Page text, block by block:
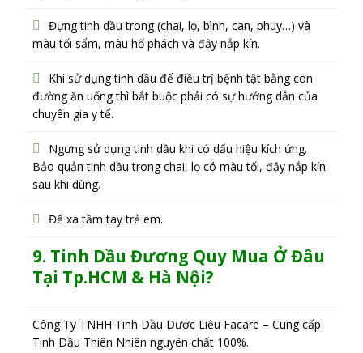
Đựng tinh dầu trong (chai, lọ, bình, can, phuy…) và
màu tối sẩm, màu hổ phách và đậy nắp kín.
Khi sử dụng tinh dầu để điều trị bệnh tật bằng con
đường ăn uống thì bắt buộc phải có sự hướng dẫn của
chuyên gia y tế.
Ngưng sử dụng tinh dầu khi có dấu hiệu kích ứng.
Bảo quản tinh dầu trong chai, lọ có màu tối, đậy nắp kín
sau khi dùng.
Để xa tầm tay trẻ em.
9. Tinh Dầu Đương Quy Mua ỞĐâu
Tại Tp.HCM & Hà Nội?
Công Ty TNHH Tinh Dầu Dược Liệu Facare – Cung cấp
Tinh Dầu Thiên Nhiên nguyên chất 100%.